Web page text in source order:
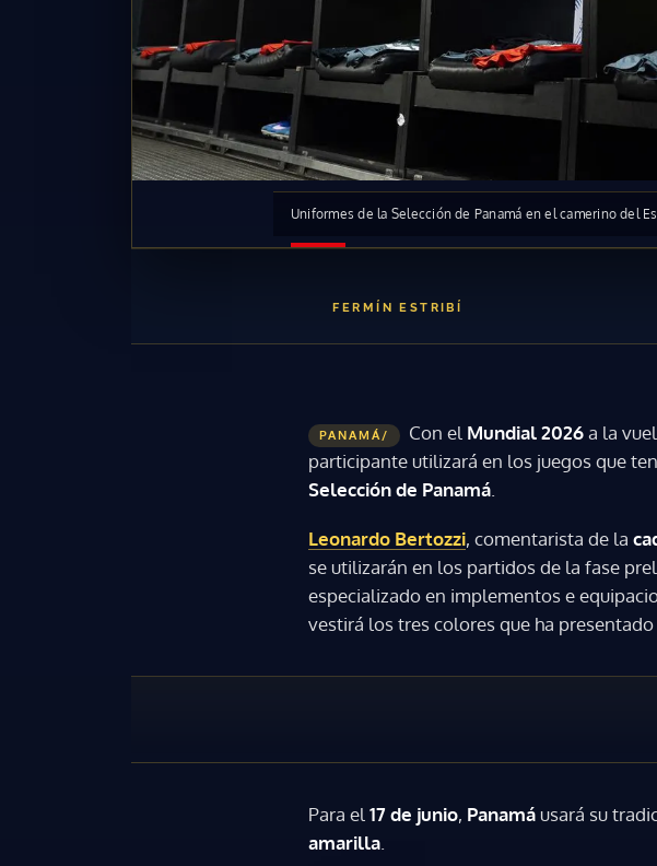
Uniformes de la Selección de Panamá en el camerino del
FERMÍN ESTRIBÍ
PANAMÁ/ Con el Mundial 2026a la
participante utilizará en los juegos que
Selección de Panamá
Leonardo Bertozzi, comentarista de la
se utilizarán en los partidos de la fase
especializado en implementos e
vestirá los tres colores que ha
Para el 17 de junio, Panamáusará su
amarilla